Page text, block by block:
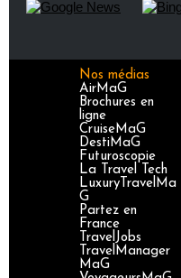
Nos médias
AirMaG
Brochures en
ligne
CruiseMaG
DestiMaG
Futuroscopie
La Travel Tech
LuxuryTravelMa
G
Partez en
France
TravelJobs
TravelManager
MaG